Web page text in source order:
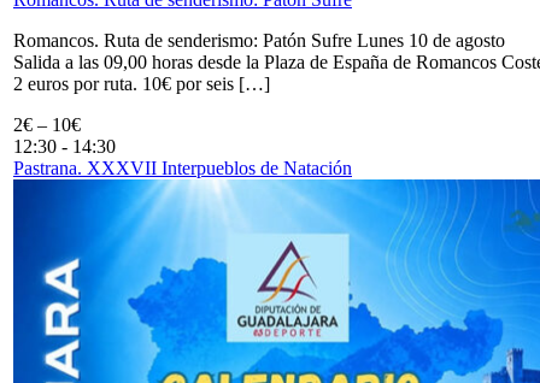
Romancos. Ruta de senderismo: Patón Sufre Lunes 10 de agosto
Salida a las 09,00 horas desde la Plaza de España de Romancos
2 euros por ruta. 10€ por seis […]
2€ – 10€
12:30 - 14:30
Pastrana. XXXVII Interpueblos de Natación